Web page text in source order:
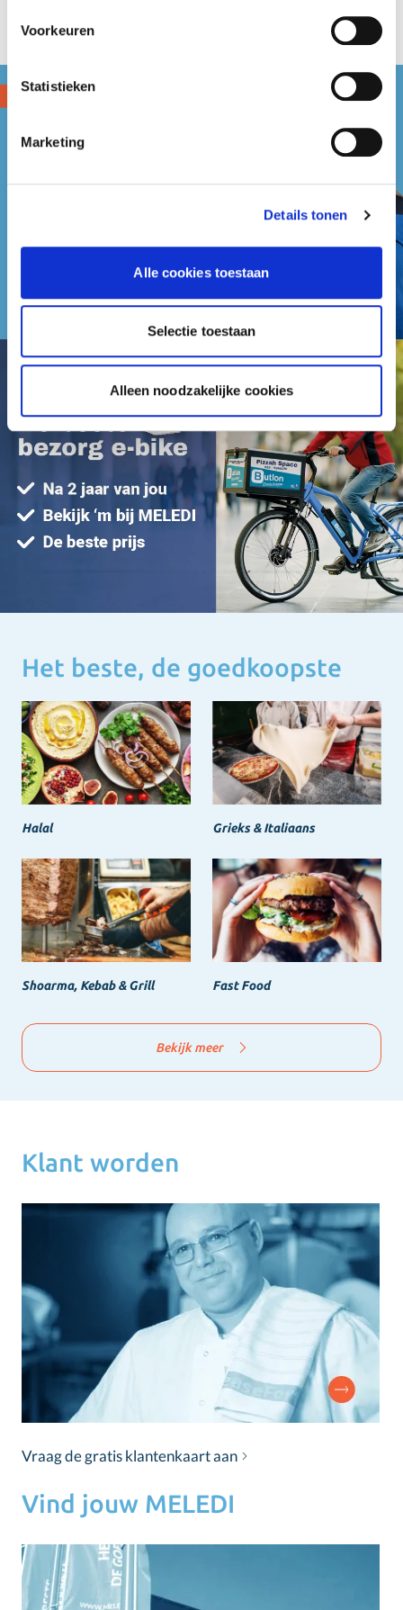
Voorkeuren
Statistieken
Marketing
Details tonen
Alle cookies toestaan
Selectie toestaan
Alleen noodzakelijke cookies
Het beste, de goedkoopste
Halal Grieks & Italiaans
Shoarma, Kebab & Grill Fast Food
Bekijk meer
Klant worden
Vraag de gratis klantenkaart aan
Vind jouw MELEDI